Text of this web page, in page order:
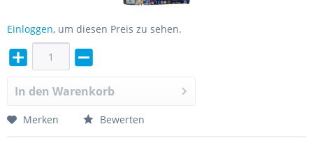
Einloggen, um diesen Preis zu sehen.
In den Warenkorb
Merken Bewerten